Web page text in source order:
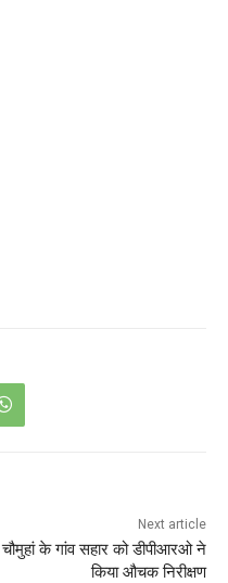
Next article
चौमुहां के गांव सहार को डीपीआरओ ने
किया औचक निरीक्षण